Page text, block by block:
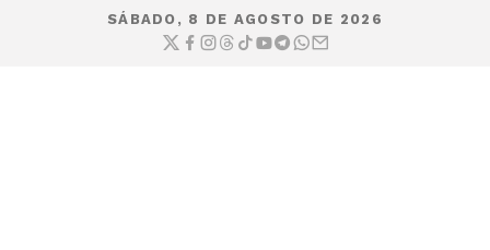
SÁBADO, 8 DE AGOSTO DE 2026